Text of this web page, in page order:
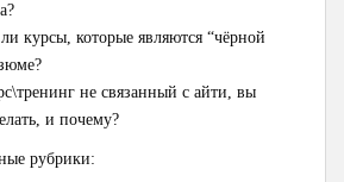
курсы, которые являются “чёрной
не связанный с айти, вы
и почему?
рубрики: